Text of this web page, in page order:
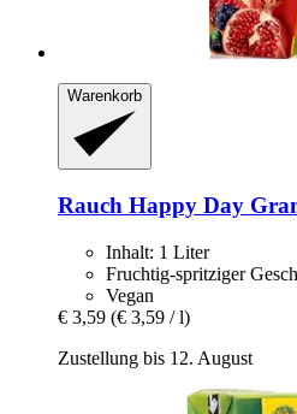
Warenkorb
Rauch Happy Day
Inhalt: 1 Liter
Fruchtig-spritziger
Vegan
€ 3,59 (€ 3,59 / l)
Zustellung bis 12. August